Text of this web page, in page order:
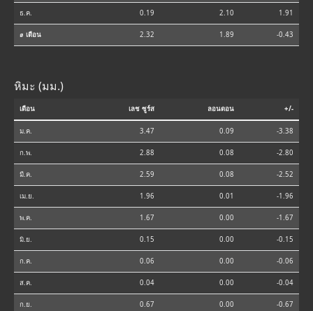
ธ.ค. 0.19 2.10 1.91
⌀ เดือน 2.32 1.89 -0.43
หิมะ (มม.)
เดือน เลช ซูร์ส ลอนดอน +/-
ม.ค. 3.47 0.09 -3.38
ก.พ. 2.88 0.08 -2.80
มี.ค. 2.59 0.08 -2.52
เม.ย. 1.96 0.01 -1.96
พ.ค. 1.67 0.00 -1.67
มิ.ย. 0.15 0.00 -0.15
ก.ค. 0.06 0.00 -0.06
ส.ค. 0.04 0.00 -0.04
ก.ย. 0.67 0.00 -0.67